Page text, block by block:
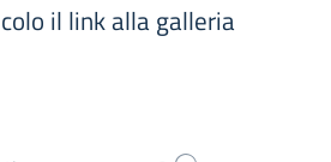
il link alla galleria